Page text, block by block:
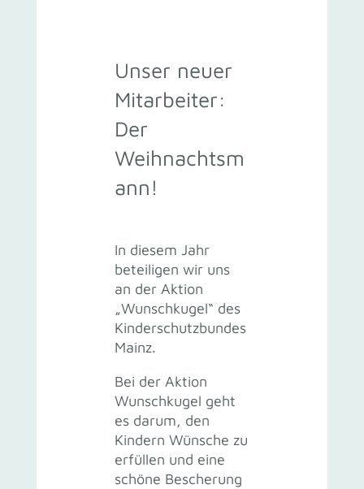
Unser neuer
Mitarbeiter:
Der
Weihnachtsm
ann!
In diesem Jahr
beteiligen wir uns
an der Aktion
„Wunschkugel“ des
Kinderschutzbundes
Mainz.
Bei der Aktion
Wunschkugel geht
es darum, den
Kindern Wünsche zu
erfüllen und eine
schöne Bescherung